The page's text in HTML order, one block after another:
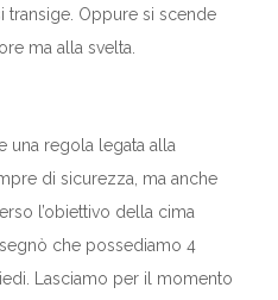
transige. Oppure si scende
ma alla svelta.
una regola legata alla
di sicurezza, ma anche
l’obiettivo della cima
che possediamo 4
Lasciamo per il momento